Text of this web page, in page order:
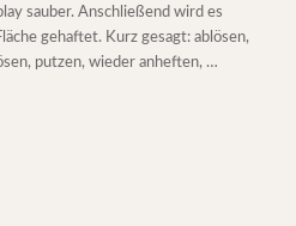
sauber. Anschließend wird es
gehaftet. Kurz gesagt: ablösen,
putzen, wieder anheften, …